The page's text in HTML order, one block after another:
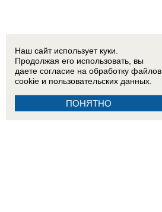
Наш сайт использует куки.
Продолжая его использовать, вы
даете согласие на обработку файлов
cookie и пользовательских данных.
ПОНЯТНО